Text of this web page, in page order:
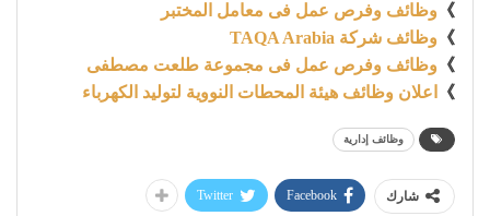
》 وظائف وفرص عمل فى معامل المختبر
》 وظائف شركة TAQA Arabia
》 وظائف وفرص عمل فى مجموعة طلعت مصطفى
》
اعلان وظائف هيئة المحطات النووية لتوليد الكهرباء
وظائف إدارية
شارك Facebook
Twitter